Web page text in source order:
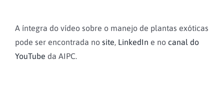
A íntegra do vídeo sobre o manejo de plantas exóticas
pode ser encontrada no site, LinkedIn e no canal do
YouTube da AIPC.